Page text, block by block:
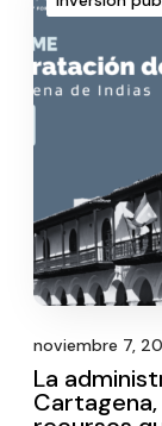
noviembre 7,
La